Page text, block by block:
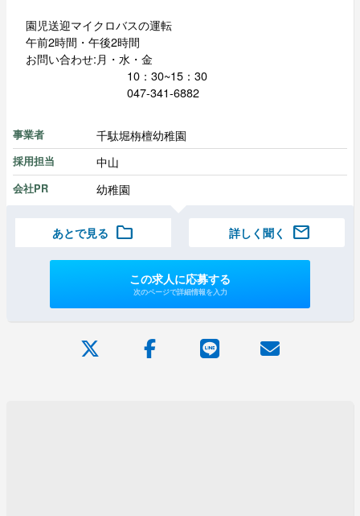
園児送迎マイクロバスの運転
午前2時間・午後2時間
お問い合わせ:月・水・金
10：30~15：30
047-341-6882
事業者 千駄堀栴檀幼稚園
採用担当 中山
会社PR 幼稚園
あとで見る folder 詳しく聞く mail
この求人に応募する
次のページで詳細情報を入力